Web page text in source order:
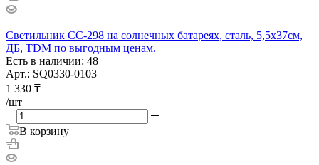
Светильник СС-298 на солнечных батареях, сталь, 5,5х37cм,
ДБ, TDM по выгодным ценам.
Есть в наличии: 48
Арт.: SQ0330-0103
1 330 ₸
/шт
В корзину